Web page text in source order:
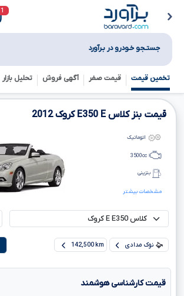
1
جستـجو خـودرو در بـرآورد
تخمین قیمت قیمت صفر آگهی فروش تحلیل بازار
قیمت بنز کلاس E
E350 کروک2012
مشخصات بیشتر
اتوماتیک
3500cc
بنزینی
نوک مدادی 142,500 km
قیمت کارشناسی هوشمند